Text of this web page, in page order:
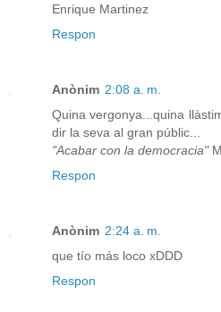
Enrique Martinez
Respon
Anònim 2:08 a. m.
Quina vergonya...quina
dir la seva al gran públic...
"Acabar con la democracia"
Respon
Anònim 2:24 a. m.
que tío más loco xDDD
Respon